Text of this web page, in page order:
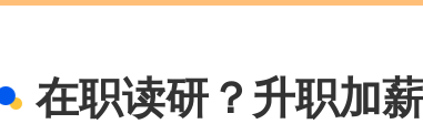
在职读研？升职加